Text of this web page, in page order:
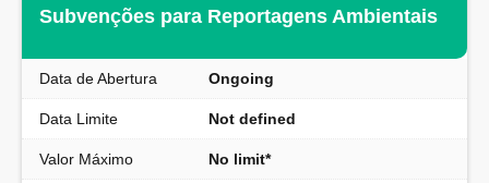
Subvenções para Reportagens Ambientais
Data de Abertura Ongoing
Data Limite Not defined
Valor Máximo No limit*